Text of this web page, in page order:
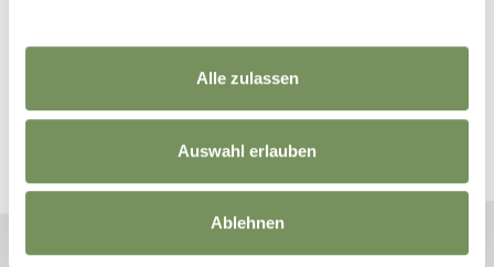
Alle zulassen
Auswahl erlauben
Ablehnen
BLIJF OP DE HOOGTE MET ONS
Nieuws en informatie direct in uw mailbox
ABONNEER U OP DE NIEUWSBRIEF